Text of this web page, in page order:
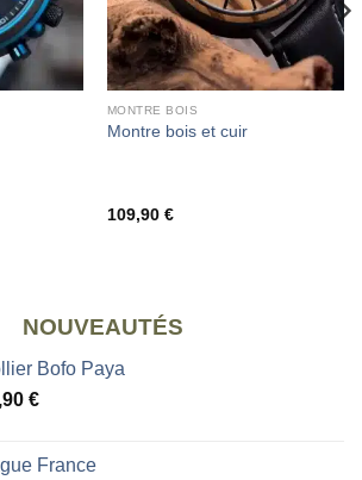
MONTRE BOIS
Montre bois et cuir
109,90 €
NOUVEAUTÉS
Bofo Paya
€
France